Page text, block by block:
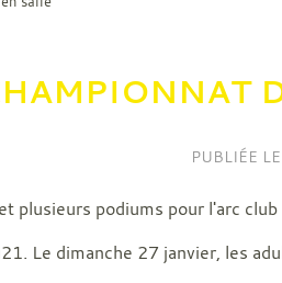
PUBLIÉE LE
plusieurs podiums pour l'arc club
Le dimanche 27 janvier, les